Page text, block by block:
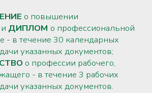
о повышении
ДИПЛОМ о профессиональной
- в течение 30 календарных
указанных документов;
о профессии рабочего,
- в течение 3 рабочих
указанных документов.